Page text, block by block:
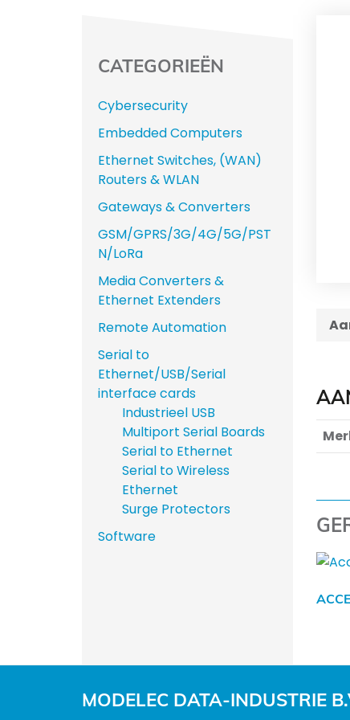
CATEGORIEËN
Cybersecurity
Embedded Computers
Ethernet Switches, (WAN)
Routers & WLAN
Gateways & Converters
GSM/GPRS/3G/4G/5G/PST
N/LoRa
Media Converters &
Ethernet Extenders
Remote Automation
Serial to
Ethernet/USB/Serial
interface cards
Industrieel USB
Multiport Serial Boards
Serial to Ethernet
Serial to Wireless
Ethernet
Surge Protectors
Software
MODELEC DATA-INDUSTRIE